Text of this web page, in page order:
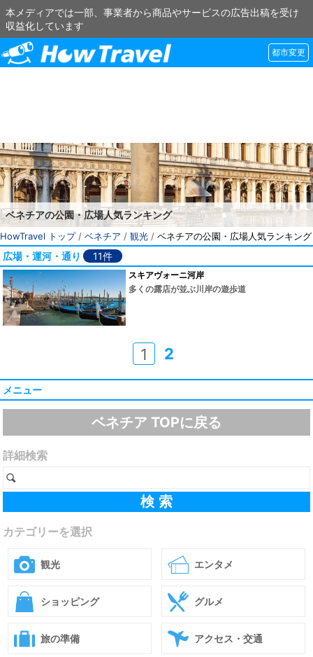
本メディアでは一部、事業者から商品やサービスの広告出稿を受け
収益化しています
都市変更
ベネチアの公園・広場人気ランキング
HowTravel トップ/ ベネチア / 観光 / ベネチアの公園・広場人気ランキング
広場・運河・通り 11件
スキアヴォーニ河岸
多くの露店が並ぶ川岸の遊歩道
1 2
メニュー
ベネチア TOPに戻る
詳細検索
カテゴリーを選択
観光 エンタメ
ショッピング グルメ
旅の準備 アクセス・交通